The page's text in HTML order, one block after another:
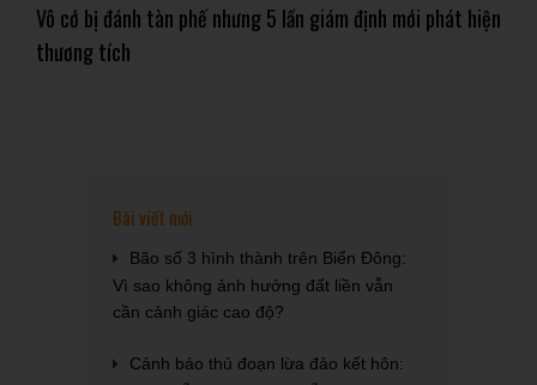
Vô cớ bị đánh tàn phế nhưng 5 lần giám định mới phát hiện
thương tích
Bài viết mới
Bão số 3 hình thành trên Biển Đông:
Vì sao không ảnh hưởng đất liền vẫn
cần cảnh giác cao độ?
Cảnh báo thủ đoạn lừa đảo kết hôn: